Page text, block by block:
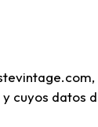
y cuyos datos